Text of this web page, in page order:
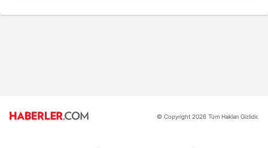
© Copyright 2026 Tüm Hakları Gizlidir.